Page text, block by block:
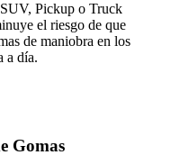
Pickup o Truck
el riesgo de que
de maniobra en los
a día.
Gomas